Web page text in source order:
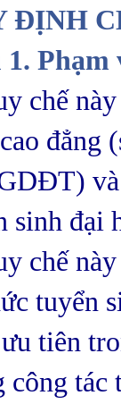
ĐỊNH
Phạm
chế
đẳng
và
sinh đại
chế
tuyển
ưu tiên
công tác